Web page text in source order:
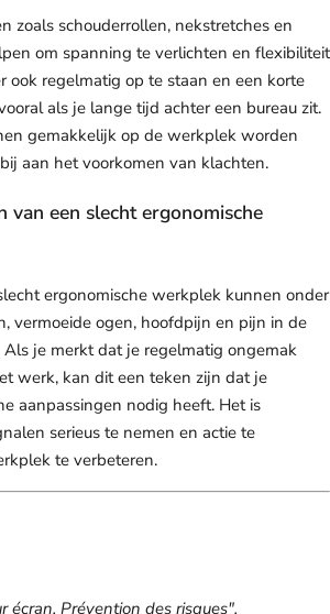
zoals schouderrollen, nekstretches en
om spanning te verlichten en flexibiliteit
ook regelmatig op te staan en een korte
als je lange tijd achter een bureau zit.
gemakkelijk op de werkplek worden
aan het voorkomen van klachten.
van een slecht ergonomische
ergonomische werkplek kunnen onder
vermoeide ogen, hoofdpijn en pijn in de
je merkt dat je regelmatig ongemak
werk, kan dit een teken zijn dat je
aanpassingen nodig heeft. Het is
serieus te nemen en actie te
te verbeteren.
écran. Prévention des risques".